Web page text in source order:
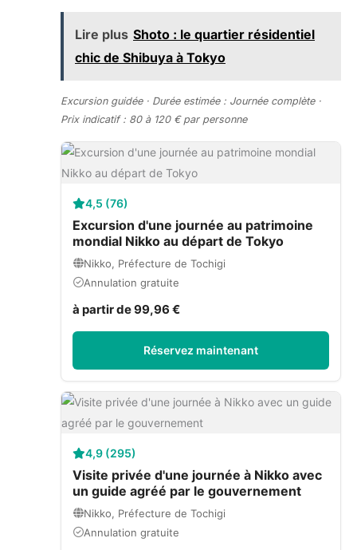
Lire plus Shoto : le quartier résidentiel
chic de Shibuya à Tokyo
Excursion guidée · Durée estimée : Journée complète ·
Prix indicatif : 80 à 120 € par personne
4,5 (76)
Excursion d'une journée au patrimoine
mondial Nikko au départ de Tokyo
Nikko, Préfecture de Tochigi
Annulation gratuite
à partir de 99,96 €
Réservez maintenant
4,9 (295)
Visite privée d'une journée à Nikko avec
un guide agréé par le gouvernement
Nikko, Préfecture de Tochigi
Annulation gratuite